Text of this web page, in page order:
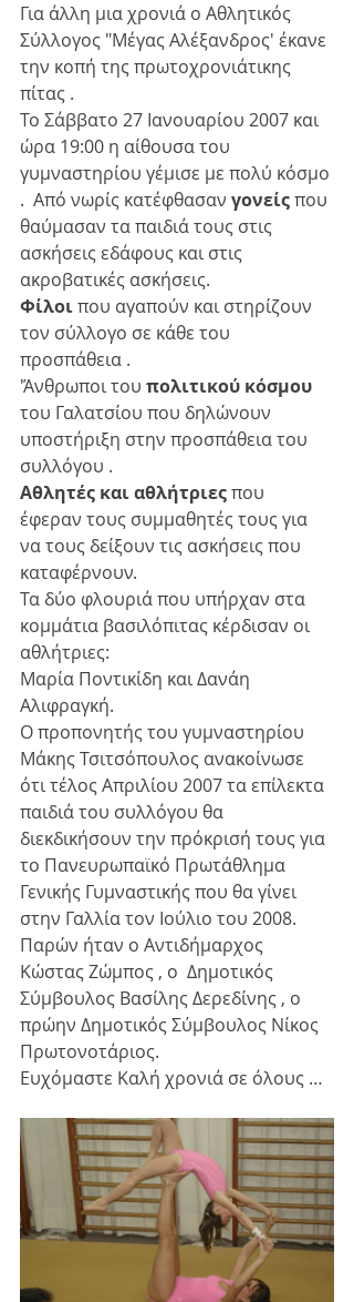
Για άλλη μια χρονιά ο Αθλητικός
Σύλλογος "Μέγας Αλέξανδρος' έκανε
την κοπή της πρωτοχρονιάτικης
πίτας .
Το Σάββατο 27 Ιανουαρίου 2007 και
ώρα 19:00 η αίθουσα του
γυμναστηρίου γέμισε με πολύ κόσμο
.  Από νωρίς κατέφθασαν γονείς που
θαύμασαν τα παιδιά τους στις
ασκήσεις εδάφους και στις
ακροβατικές ασκήσεις.
Φίλοι που αγαπούν και στηρίζουν
τον σύλλογο σε κάθε του
προσπάθεια .
'Άνθρωποι του πολιτικού κόσμου
του Γαλατσίου που δηλώνουν
υποστήριξη στην προσπάθεια του
συλλόγου .
Αθλητές και αθλήτριες που
έφεραν τους συμμαθητές τους για
να τους δείξουν τις ασκήσεις που
καταφέρνουν.
Τα δύο φλουριά που υπήρχαν στα
κομμάτια βασιλόπιτας κέρδισαν οι
αθλήτριες:
Μαρία Ποντικίδη και Δανάη
Αλιφραγκή.
Ο προπονητής του γυμναστηρίου
Μάκης Τσιτσόπουλος ανακοίνωσε
ότι τέλος Απριλίου 2007 τα επίλεκτα
παιδιά του συλλόγου θα
διεκδικήσουν την πρόκρισή τους για
το Πανευρωπαϊκό Πρωτάθλημα
Γενικής Γυμναστικής που θα γίνει
στην Γαλλία τον Ιούλιο του 2008.
Παρών ήταν ο Αντιδήμαρχος
Κώστας Ζώμπος , ο  Δημοτικός
Σύμβουλος Βασίλης Δερεδίνης , ο
πρώην Δημοτικός Σύμβουλος Νίκος
Πρωτονοτάριος.
Ευχόμαστε Καλή χρονιά σε όλους …